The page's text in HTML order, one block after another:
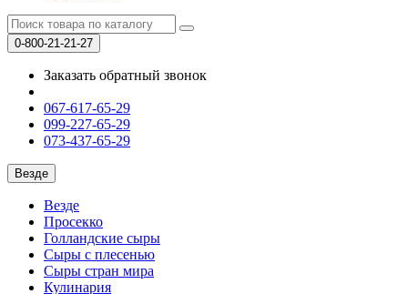
0-800-21-21-27
Заказать обратный звонок
067-617-65-29
099-227-65-29
073-437-65-29
Везде
Везде
Просекко
Голландские сыры
Сыры с плесенью
Сыры стран мира
Кулинария